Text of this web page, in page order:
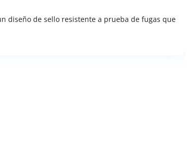
diseño de sello resistente a prueba de fugas que